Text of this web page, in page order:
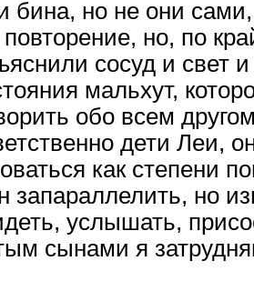
бина, но не они
но, по
сосуд и свет
мальхут,
обо всем
дети Леи,
как степени
запараллелить, но
услышать,
сынами я